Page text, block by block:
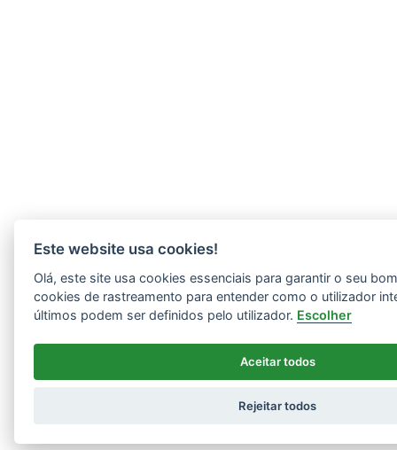
Este website usa cookies!
Olá, este site usa cookies essenciais para garantir o seu
cookies de rastreamento para entender como o utilizador
últimos podem ser definidos pelo utilizador. Escolher
Aceitar todos
Rejeitar todos